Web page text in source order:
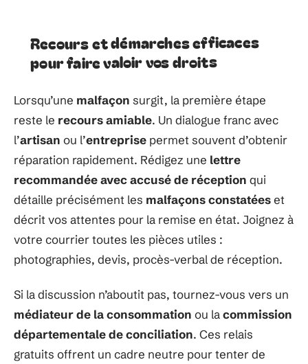
Recours et démarches efficaces
pour faire valoir vos droits
Lorsqu’une malfaçon surgit, la première étape
reste le recours amiable. Un dialogue franc avec
l’artisan ou l’entreprise permet souvent d’obtenir
réparation rapidement. Rédigez une lettre
recommandée avec accusé de réception qui
détaille précisément les malfaçons constatéeset
décrit vos attentes pour la remise en état. Joignez à
votre courrier toutes les pièces utiles :
photographies, devis, procès-verbal de réception.
Si la discussion n’aboutit pas, tournez-vous vers un
médiateur de la consommation ou lacommission
départementale de conciliation. Ces relais
gratuits offrent un cadre neutre pour tenter de